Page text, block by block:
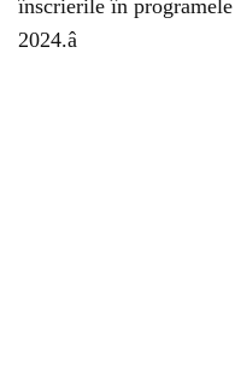
înscrierile în
2024.â